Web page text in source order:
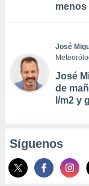
menos
José
José
de
l/m2 y
Síguenos